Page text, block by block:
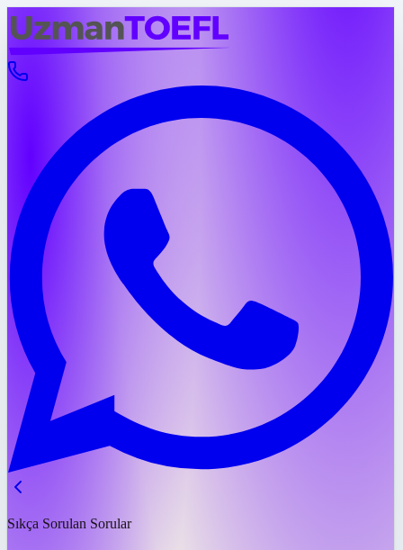
Sıkça Sorulan Sorular